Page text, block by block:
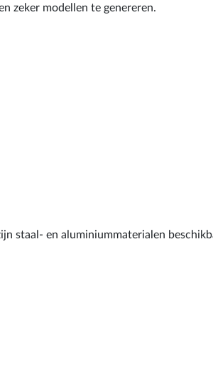
zeker modellen te genereren.
staal- en aluminiummaterialen